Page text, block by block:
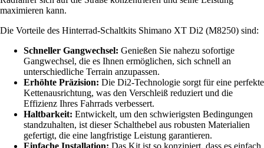
maximieren kann.
Die Vorteile des Hinterrad-Schaltkits Shimano XT Di2 (M8250) sind:
Schneller Gangwechsel: Genießen Sie nahezu sofortige
Gangwechsel, die es Ihnen ermöglichen, sich schnell an
unterschiedliche Terrain anzupassen.
Erhöhte Präzision: Die Di2-Technologie sorgt für eine perfekte
Kettenausrichtung, was den Verschleiß reduziert und die
Effizienz Ihres Fahrrads verbessert.
Haltbarkeit: Entwickelt, um den schwierigsten Bedingungen
standzuhalten, ist dieser Schalthebel aus robusten Materialien
gefertigt, die eine langfristige Leistung garantieren.